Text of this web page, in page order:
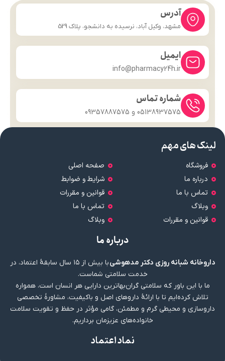
آدرس
مشهد، وکیل آباد، نرسیده به دانشجو، پلاک 529
ایمیل
info@pharmacy24h.ir
شماره تماس
05138937575 و 09357887575
لینک های مهم
فروشگاه
درباره ما
تماس با ما
وبلاگ
قوانین و مقررات
صفحه اصلی
شرایط و ضوابط
قوانین و مقررات
تماس با ما
وبلاگ
درباره ما
داروخانه شبانه روزی دکتر مدهوشی
با بیش از ۱۵ سال سابقهٔ اعتماد، در
خدمت سلامتی شماست.
ما با این باور که سلامتی گران‌بهاترین دارایی هر انسان است، همواره
تلاش کرده‌ایم تا با ارائهٔ داروهای اصل و باکیفیت، مشاورهٔ تخصصی
داروسازی و محیطی گرم و مطمئن، گامی مؤثر در حفظ و تقویت سلامت
خانواده‌های عزیزمان برداریم.
نماد اعتماد